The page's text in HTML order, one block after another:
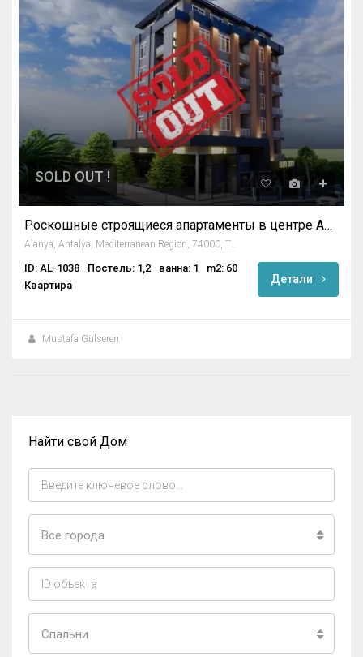
SOLD OUT !
Роскошные строящиеся апартаменты в центре Аланьи
Alanya, Antalya, Mediterranean Region, 74000, Turkey
ID: AL-1038 Постель: 1,2 ванна: 1
m2: 60
Квартира
Детали
Mustafa Gülseren
Найти свой Дом
Все города
Спальни